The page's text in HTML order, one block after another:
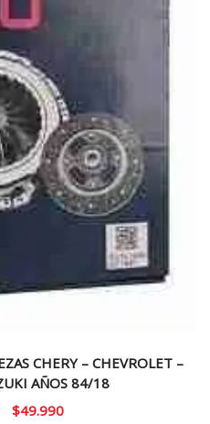
CHERY – CHEVROLET –
AÑOS 84/18
El
$49.990El